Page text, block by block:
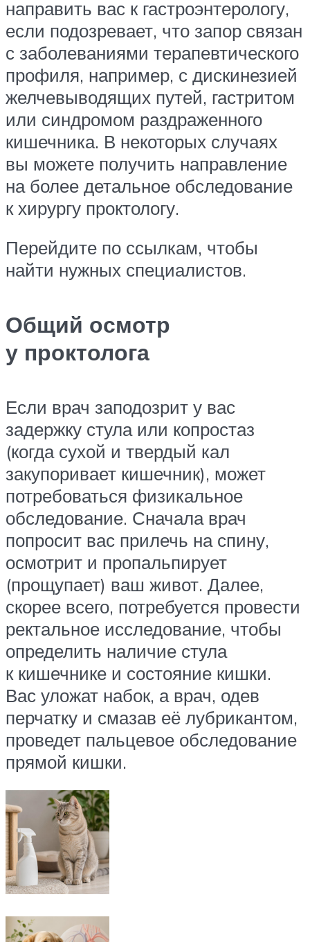
направить вас к гастроэнтерологу,
если подозревает, что запор связан
с заболеваниями терапевтического
профиля, например, с дискинезией
желчевыводящих путей, гастритом
или синдромом раздраженного
кишечника. В некоторых случаях
вы можете получить направление
на более детальное обследование
к хирургу проктологу.
Перейдите по ссылкам, чтобы
найти нужных специалистов.
Общий осмотр
у проктолога
Если врач заподозрит у вас
задержку стула или копростаз
(когда сухой и твердый кал
закупоривает кишечник), может
потребоваться физикальное
обследование. Сначала врач
попросит вас прилечь на спину,
осмотрит и пропальпирует
(прощупает) ваш живот. Далее,
скорее всего, потребуется провести
ректальное исследование, чтобы
определить наличие стула
к кишечнике и состояние кишки.
Вас уложат набок, а врач, одев
перчатку и смазав её лубрикантом,
проведет пальцевое обследование
прямой кишки.